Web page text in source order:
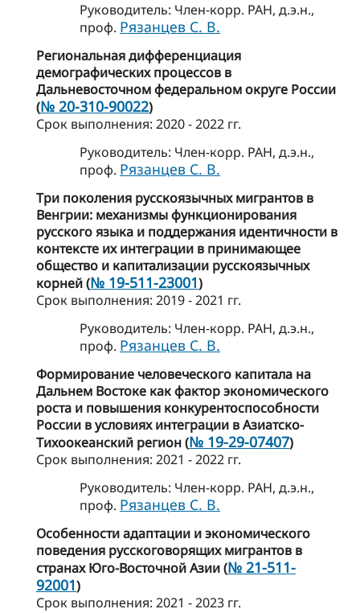
Руководитель: Член-корр. РАН, д.э.н.,
проф. Рязанцев С. В.
Региональная дифференциация
демографических процессов в
Дальневосточном федеральном округе России
(№ 20-310-90022)
Cрок выполнения: 2020 - 2022 гг.
Руководитель: Член-корр. РАН, д.э.н.,
проф. Рязанцев С. В.
Три поколения русскоязычных мигрантов в
Венгрии: механизмы функционирования
русского языка и поддержания идентичности в
контексте их интеграции в принимающее
общество и капитализации русскоязычных
корней (№ 19-511-23001)
Cрок выполнения: 2019 - 2021 гг.
Руководитель: Член-корр. РАН, д.э.н.,
проф. Рязанцев С. В.
Формирование человеческого капитала на
Дальнем Востоке как фактор экономического
роста и повышения конкурентоспособности
России в условиях интеграции в Азиатско-
Тихоокеанский регион (№ 19-29-07407)
Cрок выполнения: 2021 - 2022 гг.
Руководитель: Член-корр. РАН, д.э.н.,
проф. Рязанцев С. В.
Особенности адаптации и экономического
поведения русскоговорящих мигрантов в
странах Юго-Восточной Азии (№ 21-511-
92001)
Cрок выполнения: 2021 - 2023 гг.